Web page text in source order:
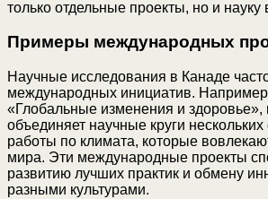
только отдельные проекты, но и науку
Примеры международных
Научные исследования в Канаде
международных инициатив.
«Глобальные изменения и здоровье»,
объединяет научные круги нескольких
работы по климата, которые
мира. Эти международные проекты
развитию лучших практик и обмену
разными культурами.